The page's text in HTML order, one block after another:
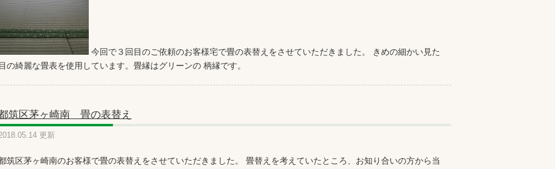
今回で３回目のご依頼のお客様宅で畳の表替えをさせていただきました。 きめの細かい見た
目の綺麗な畳表を使用しています。畳縁はグリーンの 柄縁です。
筑区茅ヶ崎南 畳の表替え
更新
筑区茅ヶ崎南のお客様で畳の表替えをさせていただきました。 畳替えを考えていたところ、お知り合いの方から当